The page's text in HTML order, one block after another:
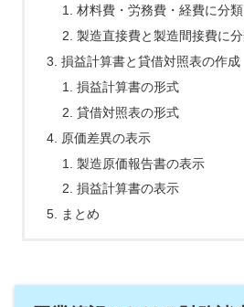
材料費・労務費・経費に分
製造直接費と製造間接費に
損益計算書と貸借対照表の作成
損益計算書の形式
貸借対照表の形式
原価差異の表示
製造原価報告書の表示
損益計算書の表示
まとめ